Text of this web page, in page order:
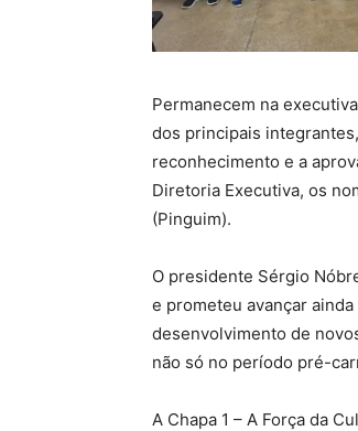
Permanecem na
dos principais
reconhecimento e a
Diretoria Executiva, os
(Pinguim).
O presidente Sérgio
e prometeu avançar
desenvolvimento de
não só no período pré-
A Chapa 1 – A Força da